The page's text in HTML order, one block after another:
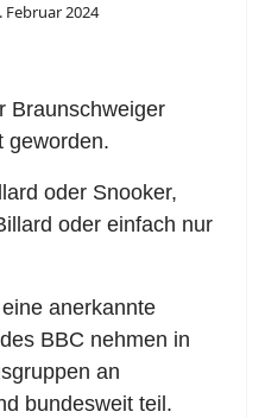
Februar 2024
Braunschweiger
geworden.
oder Snooker,
oder einfach nur
anerkannte
BBC nehmen in
an
bundesweit teil.